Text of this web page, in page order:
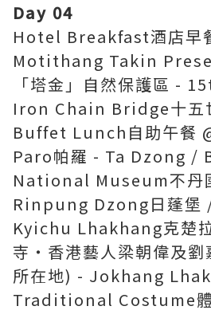
Day 04
Hotel Breakfast酒店早
Motithang Takin
「塔金」自然保護區 -
Iron Chain Bridge十五
Buffet Lunch自助午餐
Paro帕羅 - Ta Dzong /
National Museum不丹
Rinpung Dzong日蓬堡
Kyichu Lhakhang克楚
寺‧香港藝人梁朝偉及劉
所在地) - Jokhang
Traditional Costume體